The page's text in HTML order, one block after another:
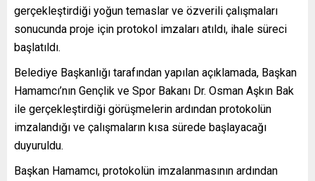
gerçekleştirdiği yoğun temaslar ve özverili çalışmaları
sonucunda proje için protokol imzaları atıldı, ihale süreci
başlatıldı.
Belediye Başkanlığı tarafından yapılan açıklamada, Başkan
Hamamcı’nın Gençlik ve Spor Bakanı Dr. Osman Aşkın Bak
ile gerçekleştirdiği görüşmelerin ardından protokolün
imzalandığı ve çalışmaların kısa sürede başlayacağı
duyuruldu.
Başkan Hamamcı, protokolün imzalanmasının ardından